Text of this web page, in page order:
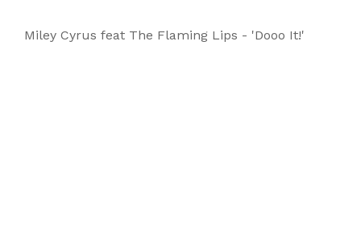
Miley Cyrus feat The Flaming Lips - 'Dooo It!'